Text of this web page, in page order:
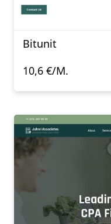
Bitunit
10,6 €/M.